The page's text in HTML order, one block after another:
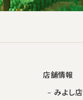
店舗情報
みよし店